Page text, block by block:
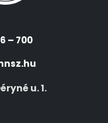
– 700
u. 1.